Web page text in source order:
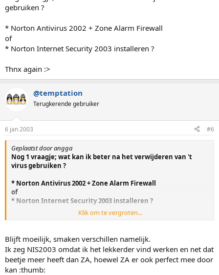
gebruiken ?
* Norton Antivirus 2002 + Zone Alarm Firewall
of
* Norton Internet Security 2003 installeren ?
Thnx again :>
@temptation
Terugkerende gebruiker
6 jan 2003 #6
Geplaatst door angga
Nog 1 vraagje; wat kan ik beter na het verwijderen van 't
virus gebruiken ?
* Norton Antivirus 2002 + Zone Alarm Firewall
of
* Norton Internet Security 2003 installeren ?
Klik om te vergroten...
Blijft moeilijk, smaken verschillen namelijk.
Ik zeg NIS2003 omdat ik het lekkerder vind werken en net dat
beetje meer heeft dan ZA, hoewel ZA er ook perfect mee door
kan :thumb: